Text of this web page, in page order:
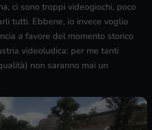
ci sono troppi videogiochi, poco
tutti. Ebbene, io invece voglio
a favore del momento storico
videoludica: per me tanti
non saranno mai un